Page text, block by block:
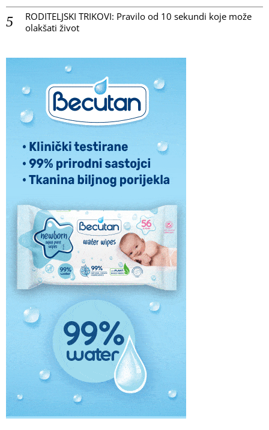
RODITELJSKI TRIKOVI: Pravilo od 10 sekundi koje može
olakšati život